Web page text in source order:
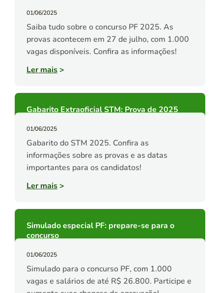
01/06/2025
Saiba tudo sobre o concurso PF 2025. As
provas acontecem em 27 de julho, com 1.000
vagas disponíveis. Confira as informações!
Ler mais>
Gabarito Extraoficial STM: Prova de 2025
01/06/2025
Gabarito do STM 2025. Confira as
informações sobre as provas e as datas
importantes para os candidatos!
Ler mais>
Simulado especial PF: prepare-se para o
concurso
01/06/2025
Simulado para o concurso PF, com 1.000
vagas e salários de até R$ 26.800. Participe e